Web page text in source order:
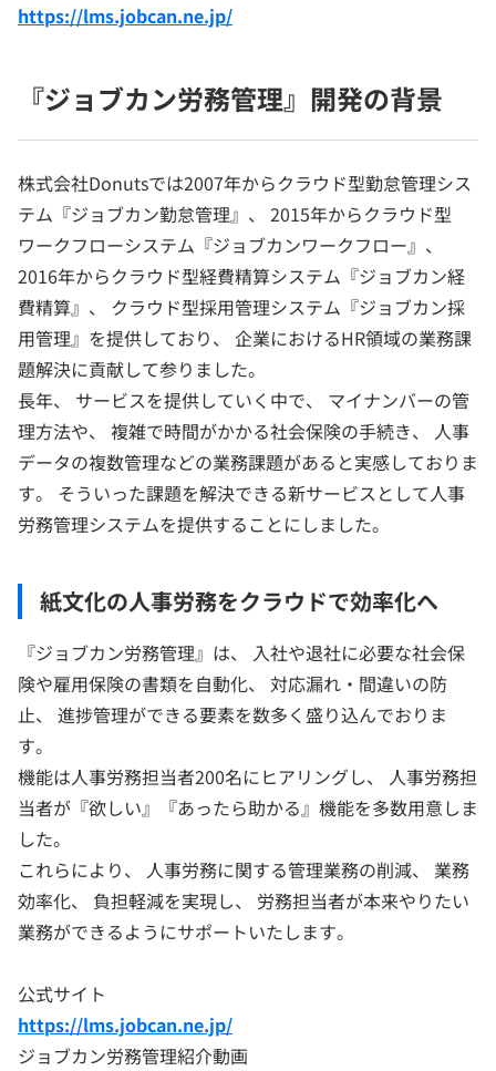
https://lms.jobcan.ne.jp/
『ジョブカン労務管理』開発の背景
株式会社Donutsでは2007年からクラウド型勤怠管理シス
テム『ジョブカン勤怠管理』、 2015年からクラウド型
ワークフローシステム『ジョブカンワークフロー』、
2016年からクラウド型経費精算システム『ジョブカン経
費精算』、 クラウド型採用管理システム『ジョブカン採
用管理』を提供しており、 企業におけるHR領域の業務課
題解決に貢献して参りました。
長年、 サービスを提供していく中で、 マイナンバーの管
理方法や、 複雑で時間がかかる社会保険の手続き、 人事
データの複数管理などの業務課題があると実感しておりま
す。 そういった課題を解決できる新サービスとして人事
労務管理システムを提供することにしました。
紙文化の人事労務をクラウドで効率化へ
『ジョブカン労務管理』は、 入社や退社に必要な社会保
険や雇用保険の書類を自動化、 対応漏れ・間違いの防
止、 進捗管理ができる要素を数多く盛り込んでおりま
す。
機能は人事労務担当者200名にヒアリングし、 人事労務担
当者が『欲しい』『あったら助かる』機能を多数用意しま
した。
これらにより、 人事労務に関する管理業務の削減、 業務
効率化、 負担軽減を実現し、 労務担当者が本来やりたい
業務ができるようにサポートいたします。
公式サイト
https://lms.jobcan.ne.jp/
ジョブカン労務管理紹介動画